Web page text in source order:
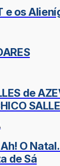
e os
de
O
de Sá